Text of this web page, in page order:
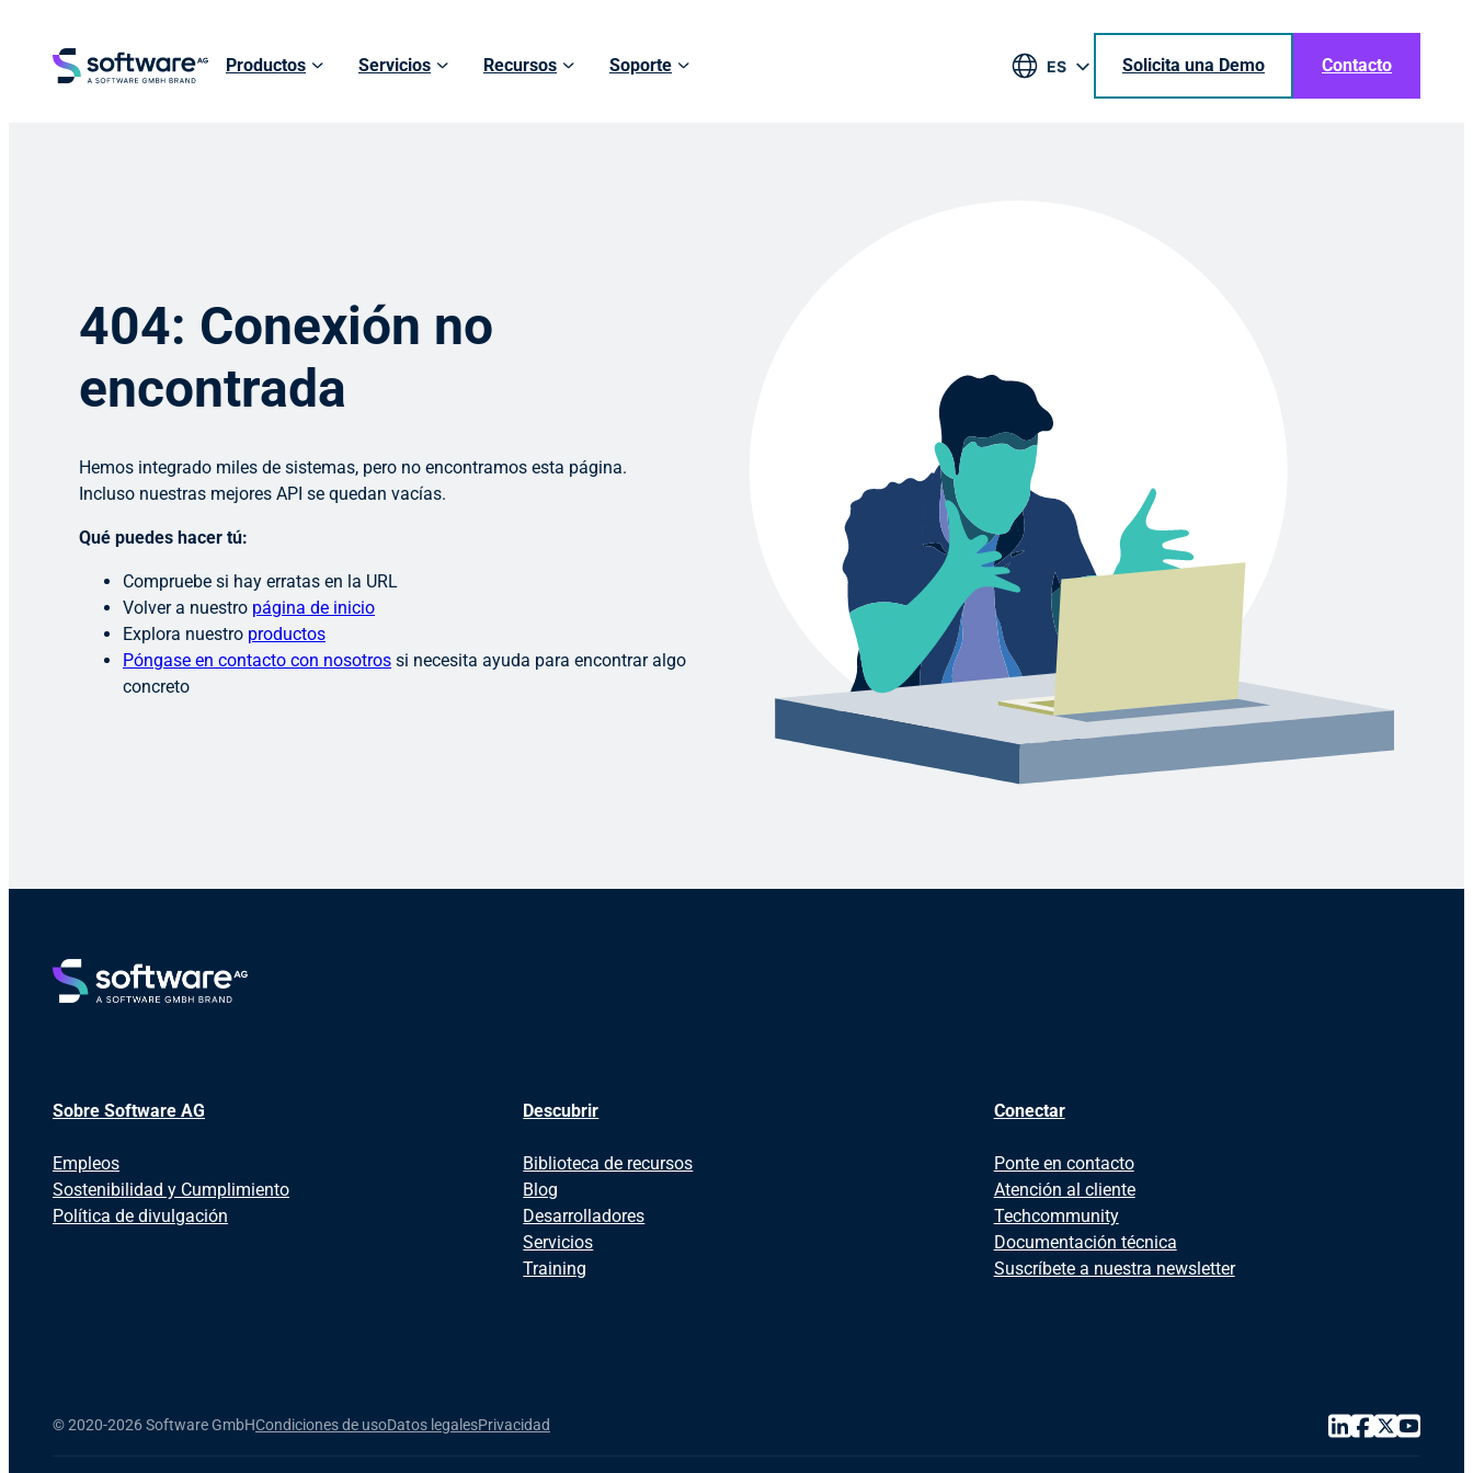
Productos Servicios Recursos Soporte
ES
Solicita una Demo Contacto
404: Conexión no
encontrada
Hemos integrado miles de sistemas, pero no encontramos esta página.
Incluso nuestras mejores API se quedan vacías.
Qué puedes hacer tú:
Compruebe si hay erratas en la URL
Volver a nuestro página de inicio
Explora nuestro productos
Póngase en contacto con nosotros si necesita ayuda para encontrar algo
concreto
Sobre Software AG
Empleos
Sostenibilidad y Cumplimiento
Política de divulgación
Descubrir
Biblioteca de recursos
Blog
Desarrolladores
Servicios
Training
Conectar
Ponte en contacto
Atención al cliente
Techcommunity
Documentación técnica
Suscríbete a nuestra newsletter
©2020-2026 Software GmbHCondiciones de usoDatos legalesPrivacidad